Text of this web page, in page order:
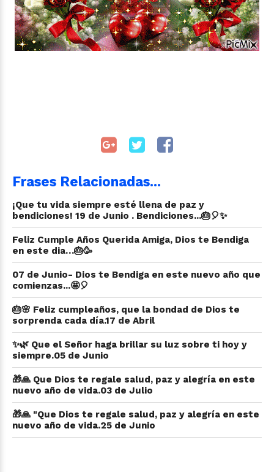
Frases Relacionadas...
¡Que tu vida siempre esté llena de paz y
bendiciones! 19 de Junio . Bendiciones...🎂🎈✨
Feliz Cumple Años Querida Amiga, Dios te Bendiga
en este dia…🎂🥳
07 de Junio- Dios te Bendiga en este nuevo año que
comienzas...🤩🎈
🎂🌸 Feliz cumpleaños, que la bondad de Dios te
sorprenda cada día.17 de Abril
✨🌿 Que el Señor haga brillar su luz sobre ti hoy y
siempre.05 de Junio
🎁🙏 Que Dios te regale salud, paz y alegría en este
nuevo año de vida.03 de Julio
🎁🙏 "Que Dios te regale salud, paz y alegría en este
nuevo año de vida.25 de Junio